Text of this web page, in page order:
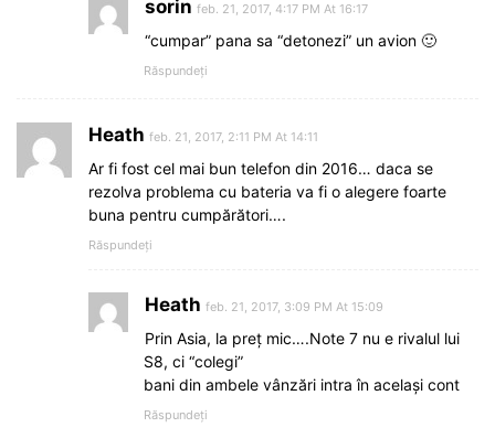
sorin feb. 21, 2017, 4:17 PM At 16:17
“cumpar” pana sa “detonezi” un avion 🙂
Răspundeți
Heath feb. 21, 2017, 2:11 PM At 14:11
Ar fi fost cel mai bun telefon din 2016… daca se
rezolva problema cu bateria va fi o alegere foarte
buna pentru cumpărători….
Răspundeți
Heath feb. 21, 2017, 3:09 PM At 15:09
Prin Asia, la preț mic….Note 7 nu e rivalul lui
S8, ci “colegi”
bani din ambele vânzări intra în același cont
Răspundeți